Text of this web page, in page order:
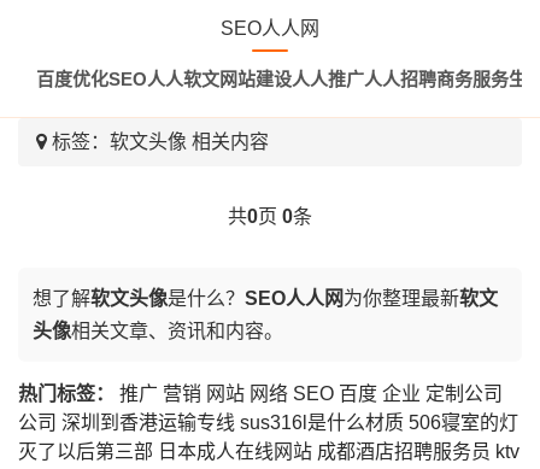
SEO人人网
百度优化SEO人人软文网站建设人人推广人人招聘商务服务生
标签： 软文头像 相关内容
共0页 0条
想了解软文头像是什么？ SEO人人网为你整理最新软文
头像相关文章、资讯和内容。
热门标签： 推广 营销 网站 网络 SEO 百度 企业 定制公司
公司 深圳到香港运输专线 sus316l是什么材质 506寝室的灯
灭了以后第三部 日本成人在线网站 成都酒店招聘服务员 ktv